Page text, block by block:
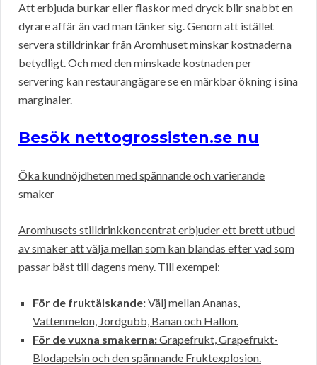
Att erbjuda burkar eller flaskor med dryck blir snabbt en
dyrare affär än vad man tänker sig. Genom att istället
servera stilldrinkar från Aromhuset minskar kostnaderna
betydligt. Och med den minskade kostnaden per
servering kan restaurangägare se en märkbar ökning i sina
marginaler.
Besök nettogrossisten.se nu
Öka kundnöjdheten med spännande och varierande
smaker
Aromhusets stilldrinkkoncentrat erbjuder ett brett utbud
av smaker att välja mellan som kan blandas efter vad som
passar bäst till dagens meny. Till exempel:
För de fruktälskande:Välj mellan Ananas,
Vattenmelon, Jordgubb, Banan och Hallon.
För de vuxna smakerna:Grapefrukt, Grapefrukt-
Blodapelsin och den spännande Fruktexplosion.